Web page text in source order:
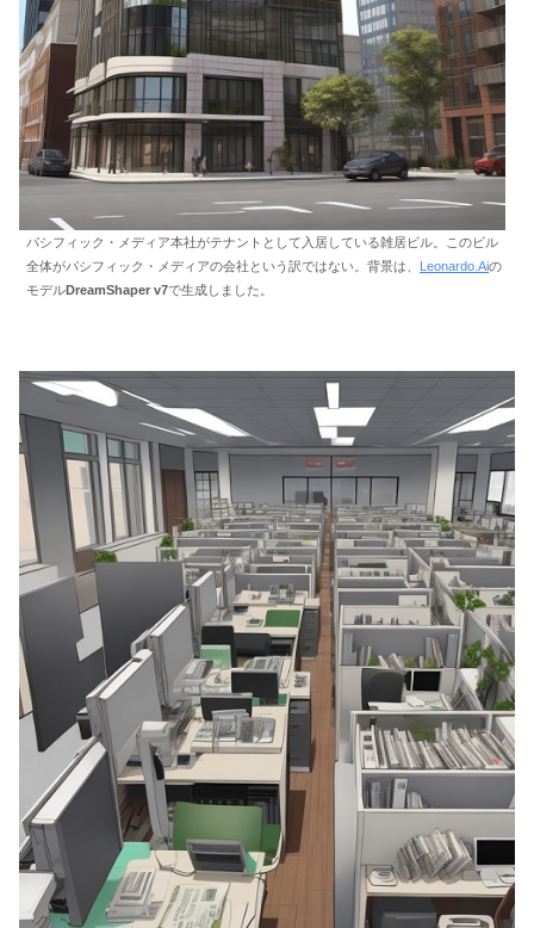
パシフィック・メディア本社がテナントとして入居している雑居ビル。このビル
全体がパシフィック・メディアの会社という訳ではない。背景は、
Leonardo.Aiの
モデルDreamShaper v7で生成しました。